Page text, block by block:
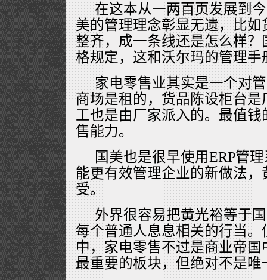
在这本从一两百页发展到
美的管理理念彰显无遗，比
整齐，成一条线还是怎么样
格规定，这和沃尔玛的管理
家电零售业其实是一个对
商场是租的，货品陈设柜台
工也是由厂家派入的。最值
售能力。
国美也是很早使用ERP管
能更有效管理企业的新做法
受。
外界很容易把黄光裕等于
每个普通人息息相关的行当
中，家电零售不过是商业帝
最重要的板块，但绝对不是唯